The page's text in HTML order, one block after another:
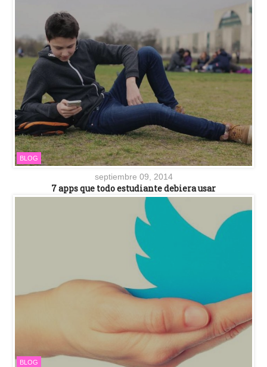
BLOG
septiembre 09, 2014
7 apps que todo estudiante debiera usar
BLOG